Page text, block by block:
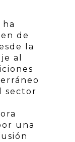
ha
de
la
al
sector
una